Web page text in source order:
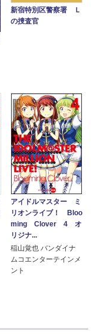
新宿特別区警察署 Ｌ
の捜査官
アイドルマスター ミ
リオンライブ！ Bloo
ming Clover 4 オ
リジナ...
稲山覚也 バンダイナ
ムコエンターテインメ
ント